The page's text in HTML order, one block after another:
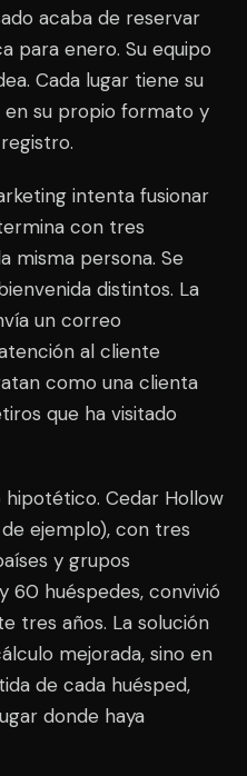
acaba de reservar
para enero. Su equipo
Cada lugar tiene su
en su propio formato y
intenta fusionar
con tres
misma persona. Se
distintos. La
un correo
al cliente
como una clienta
que ha visitado
Cedar Hollow
ejemplo), con tres
y grupos
60 huéspedes, convivió
tres años. La solución
mejorada, sino en
de cada huésped,
donde haya